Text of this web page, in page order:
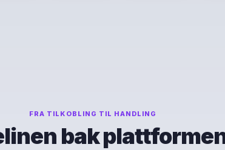
FRA TILKOBLING TIL HANDLING
bak